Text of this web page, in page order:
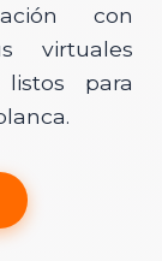
con
virtuales
para